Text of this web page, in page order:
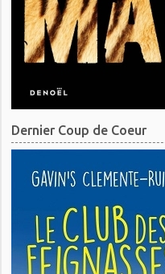
Dernier Coup de Coeur